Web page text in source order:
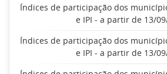
Índices de participação dos
e IPI - a partir de 13/
Índices de participação dos
e IPI - a partir de 13/